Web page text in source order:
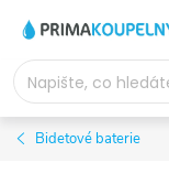
obsah
Bidetové baterie